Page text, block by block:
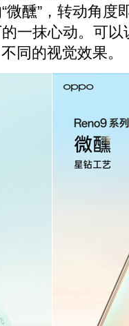
微醺”，转动角度
一抹心动。可
同的视觉效果。